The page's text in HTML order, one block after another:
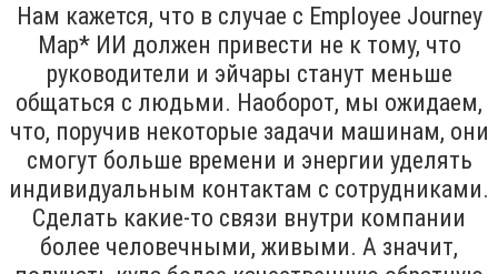
Нам кажется, что в случае с Employee Journey
Map* ИИ должен привести не к тому, что
руководители и эйчары станут меньше
общаться с людьми. Наоборот, мы ожидаем,
что, поручив некоторые задачи машинам, они
смогут больше времени и энергии уделять
индивидуальным контактам с сотрудниками.
Сделать какие-то связи внутри компании
более человечными, живыми. А значит,